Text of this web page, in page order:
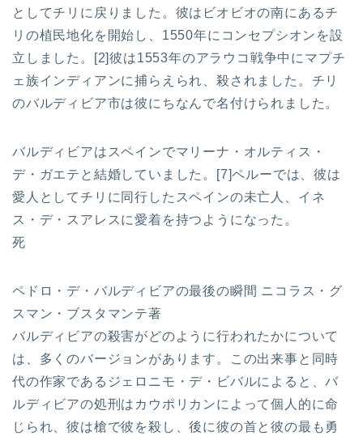
としてチリに戻りました。彼はビオビオの南にあるチ
リの植民地化を開始し、1550年にコンセプシオンを設
立しました。[2]彼は1553年のアラウコ戦争中にマプチ
ェ族インディアンに捕らえられ、殺されました。チリ
のバルディビア市は彼にちなんで名付けられました。
バルディビアはスペインでマリーナ・オルティス・
デ・ガエテと結婚していました。[7]ペルーでは、彼は
愛人としてチリに同行したスペインの未亡人、イネ
ス・デ・スアレスに愛着を持つようになった。
死
ペドロ・デ・バルディビアの最後の瞬間 ニコラス・グ
スマン・ブスタマンテ著
バルディビアの殺害がどのように行われたかについて
は、多くのバージョンがあります。この出来事と同時
代の作家であるジェロニモ・デ・ビバルによると、バ
ルディビアの処刑はカウポリカンによって個人的に命
じられ、彼は槍で彼を殺し、後に彼の首と彼の最も勇